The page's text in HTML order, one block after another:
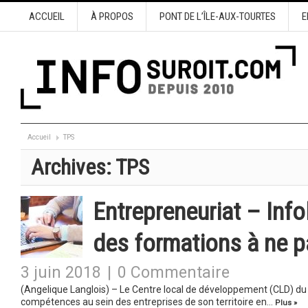
ACCUEIL À PROPOS PONT DE L’ÎLE-AUX-TOURTES
Accueil TPS
Archives:TPS
Entrepreneuriat –
des formations à ne
3 juin 2018 0 Commentaire
(Angelique Langlois) – Le Centre local de développement (CLD)
compétences au sein des entreprises de son territoire en…
Plus »